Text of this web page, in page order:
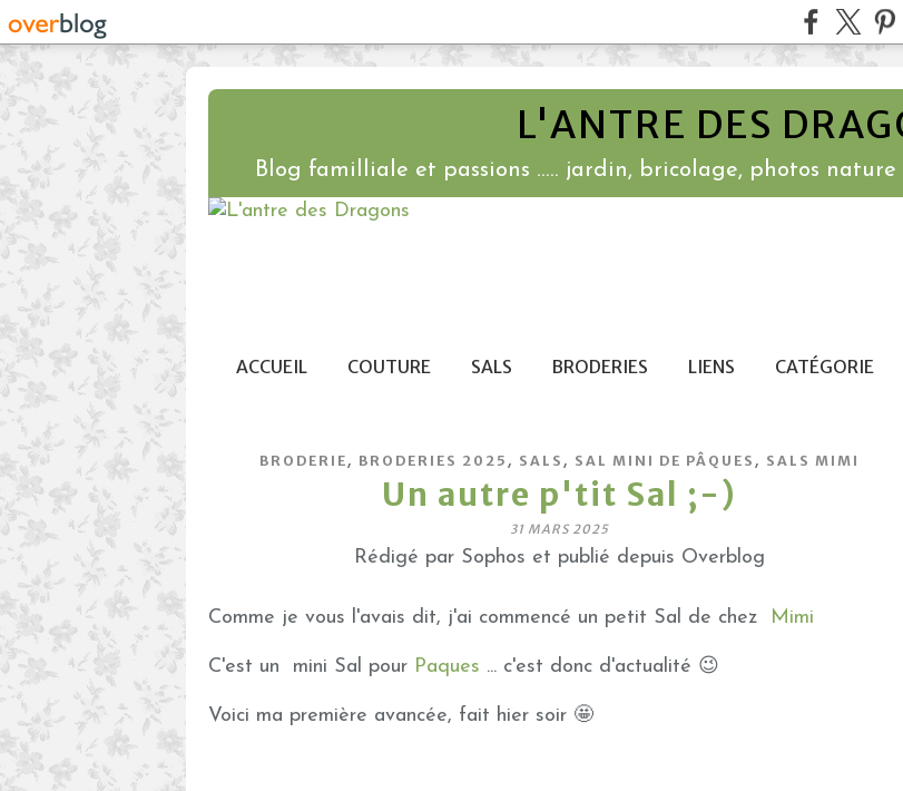
L'ANTRE DES
Blog familliale et passions ..... jardin, bricolage, photos nature
ACCUEIL COUTURE SALS BRODERIES LIENS CATÉGORIE
BRODERIE, BRODERIES 2025 , SALS , SAL MINI DE PÂQUES , SALS MIMI
Un autre p'tit Sal ;-)
31 MARS 2025
Rédigé par Sophos et publié depuis Overblog
Comme je vous l'avais dit, j'ai commencé un petit Sal de chez Mimi
C'est un mini Sal pour Paques ... c'est donc d'actualité 😉
Voici ma première avancée, fait hier soir 🤩